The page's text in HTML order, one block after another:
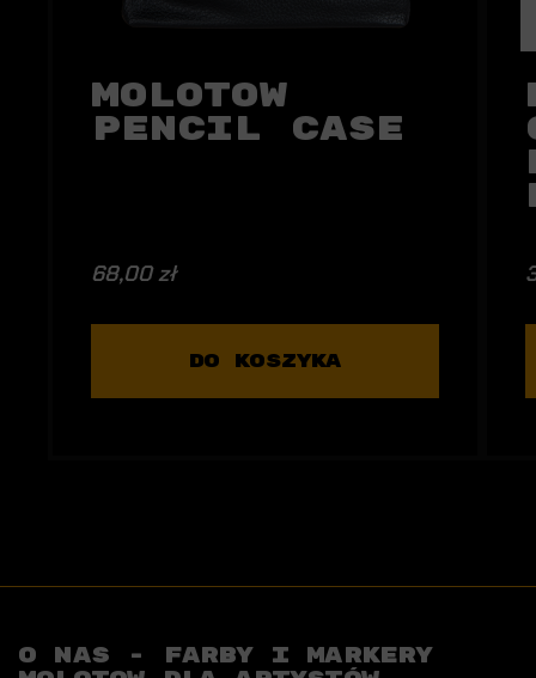
Molotow
Pencil Case
68,00 zł
DO KOSZYKA
O NAS - FARBY I MARKERY